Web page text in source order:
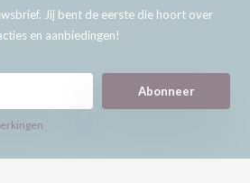
Jij bent de eerste die hoort over
en aanbiedingen!
Abonneer